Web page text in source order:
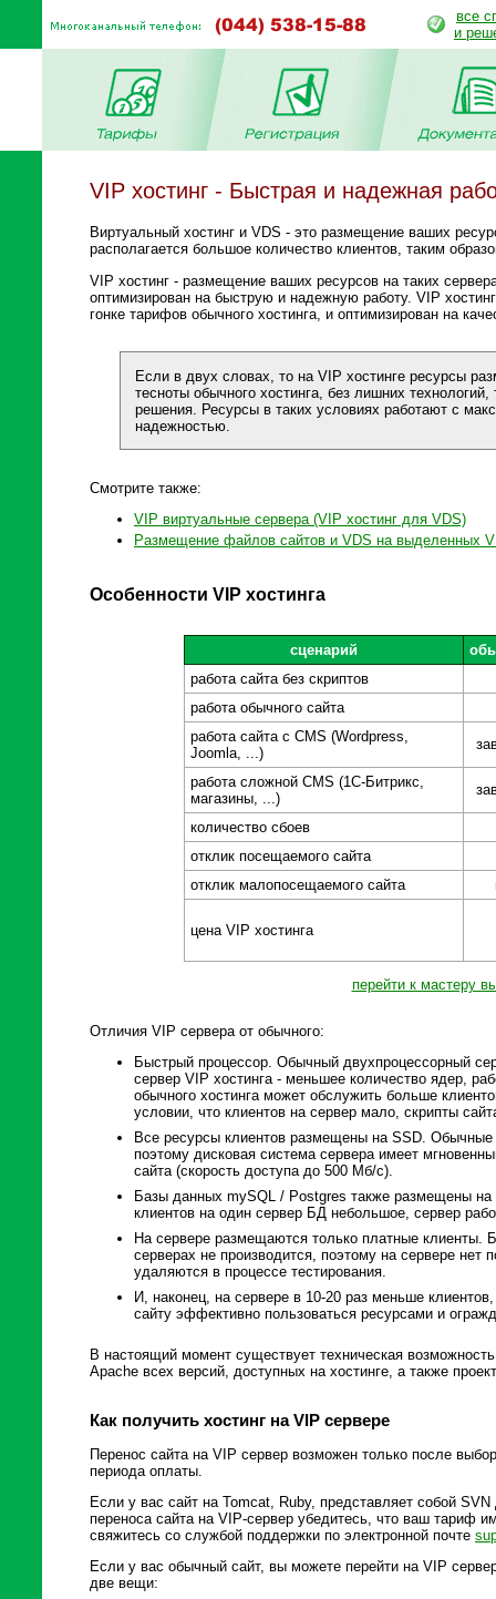
все
и
VIP хостинг - Быстрая и надежная
Виртуальный хостинг и VDS - это размещение ваших
располагается большое количество клиентов, таким
VIP хостинг - размещение ваших ресурсов на таких
оптимизирован на быструю и надежную работу. VIP
гонке тарифов обычного хостинга, и оптимизирован на
Если в двух словах, то на VIP хостинге ресурсы
тесноты обычного хостинга, без лишних
решения. Ресурсы в таких условиях работают с
надежностью.
Смотрите также:
VIP виртуальные сервера (VIP хостинг для VDS)
Размещение файлов сайтов и VDS на выделенных
Особенности VIP хостинга
сценарий
работа сайта без скриптов
работа обычного сайта
работа сайта с CMS (Wordpress,
Joomla, ...)
работа сложной CMS (1С-Битрикс,
магазины, ...)
количество сбоев
отклик посещаемого сайта
отклик малопосещаемого сайта
цена VIP хостинга
перейти к мастеру
Отличия VIP сервера от обычного:
Быстрый процессор. Обычный двухпроцессорный
сервер VIP хостинга - меньшее количество ядер,
обычного хостинга может обслужить больше
условии, что клиентов на сервер мало, скрипты
Все ресурсы клиентов размещены на SSD.
поэтому дисковая система сервера имеет
сайта (скорость доступа до 500 Мб/с).
Базы данных mySQL / Postgres также размещены на
клиентов на один сервер БД небольшое, сервер
На сервере размещаются только платные клиенты.
серверах не производится, поэтому на сервере нет
удаляются в процессе тестирования.
И, наконец, на сервере в 10-20 раз меньше
сайту эффективно пользоваться ресурсами и
В настоящий момент существует техническая
Apache всех версий, доступных на хостинге, а также
Как получить хостинг на VIP сервере
Перенос сайта на VIP сервер возможен только после
периода оплаты.
Если у вас сайт на Tomcat, Ruby, представляет собой
переноса сайта на VIP-сервер убедитесь, что ваш тариф
свяжитесь со службой поддержки по электронной почте
Если у вас обычный сайт, вы можете перейти на VIP
две вещи: